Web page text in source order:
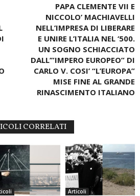
PAPA CLEMENTE VII E
NICCOLO’ MACHIAVELLI
NELL’IMPRESA DI LIBERARE
E UNIRE L’ITALIA NEL ‘500.
UN SOGNO SCHIACCIATO
DALL’”IMPERO EUROPEO” DI
CARLO V. COSI’ “L’EUROPA”
MISE FINE AL GRANDE
RINASCIMENTO ITALIANO
CORRELATI
Articoli